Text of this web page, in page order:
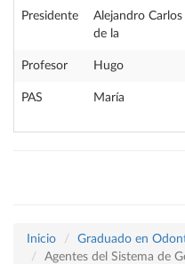
Presidente
Alejandro Carlos
de la
Profesor Hugo
PAS María
Inicio
Graduado en
Agentes del Sistema de